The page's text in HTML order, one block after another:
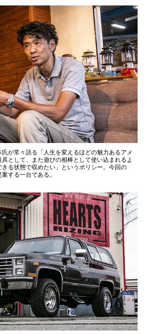
が常々語る「人生を変えるほどの魅力あるアメ
として、また遊びの相棒として使い込まれるよ
る状態で収めたい」というポリシー。今回の
する一台である。